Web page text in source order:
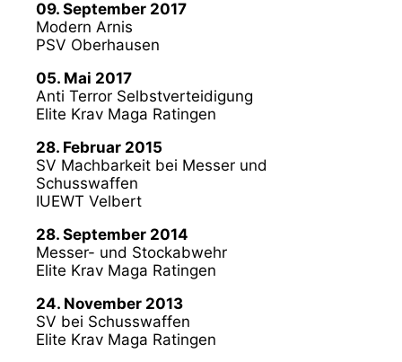
09. September 2017
Modern Arnis
PSV Oberhausen
05. Mai 2017
Anti Terror Selbstverteidigung
Elite Krav Maga Ratingen
28. Februar 2015
SV Machbarkeit bei Messer und
Schusswaffen
IUEWT Velbert
28. September 2014
Messer- und Stockabwehr
Elite Krav Maga Ratingen
24. November 2013
SV bei Schusswaffen
Elite Krav Maga Ratingen